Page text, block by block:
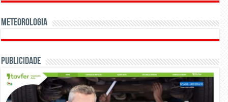
Meteorologia
Publicidade